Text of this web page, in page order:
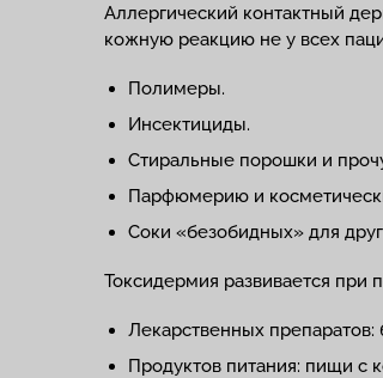
Аллергический контактный
кожную реакцию не у всех
Полимеры.
Инсектициды.
Стиральные порошки и
Парфюмерию и
Соки «безобидных» для
Токсидермия развивается при
Лекарственных препаратов:
Продуктов питания: пищи с